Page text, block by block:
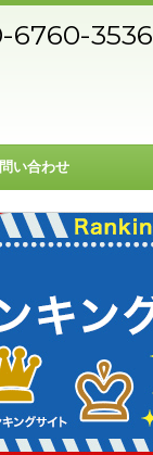
6760-3536
い合わせ